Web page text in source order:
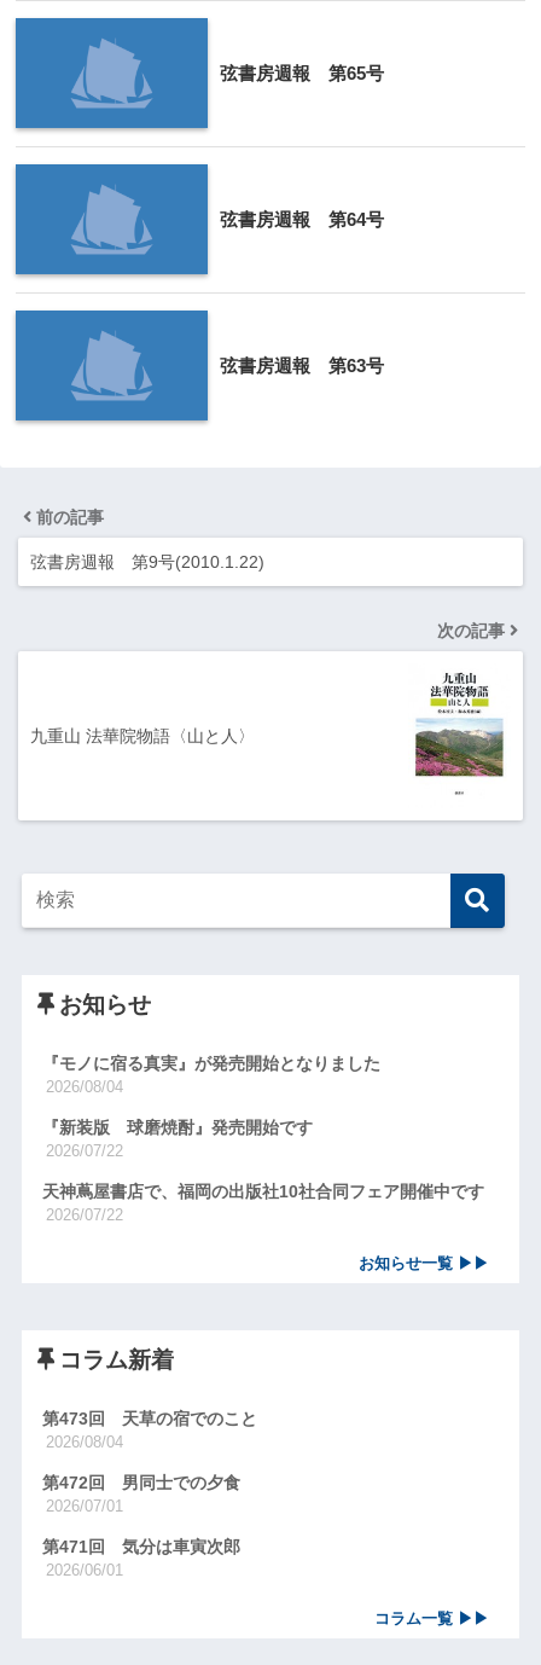
弦書房週報 第65号
弦書房週報 第64号
弦書房週報 第63号
前の記事
弦書房週報 第9号(2010.1.22)
次の記事
九重山 法華院物語〈山と人〉
お知らせ
『モノに宿る真実』が発売開始となりました
2026/08/04
『新装版 球磨焼酎』発売開始です
2026/07/22
天神蔦屋書店で、福岡の出版社10社合同フェア開催中です
2026/07/22
お知らせ一覧 ▶▶
コラム新着
第473回 天草の宿でのこと
2026/08/04
第472回 男同士での夕食
2026/07/01
第471回 気分は車寅次郎
2026/06/01
コラム一覧 ▶▶